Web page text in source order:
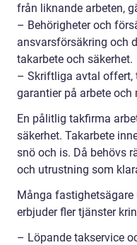
från liknande arbeten,
– Behörigheter och
ansvarsförsäkring och
takarbete och säkerhet.
– Skriftliga avtal offert,
garantier på arbete och
En pålitlig takfirma
säkerhet. Takarbete
snö och is. Då behövs
och utrustning som
Många
erbjuder fler tjänster
– Löpande takservice